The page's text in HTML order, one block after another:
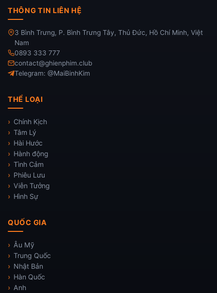
THÔNG TIN LIÊN HỆ
3 Bình Trưng, P. Bình Trưng Tây, Thủ Đức, Hồ Chí Minh, Việt
Nam
0893 333 777
contact@ghienphim.club
Telegram: @MaiBinhKim
THỂ LOẠI
Chính Kịch
Tâm Lý
Hài Hước
Hành động
Tình Cảm
Phiêu Lưu
Viễn Tưởng
Hình Sự
QUỐC GIA
Âu Mỹ
Trung Quốc
Nhật Bản
Hàn Quốc
Anh